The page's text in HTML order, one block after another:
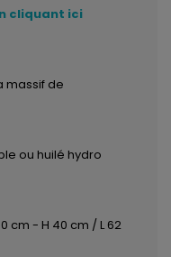
cliquant ici
massif de
ou huilé hydro
cm - H 40 cm / L 62